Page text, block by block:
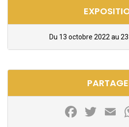
Du 13 octobre 2022 au